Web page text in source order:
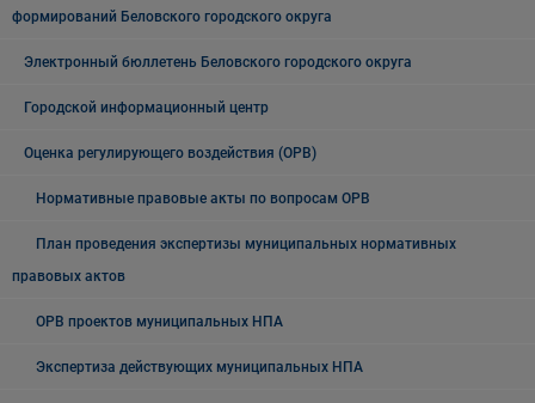
формирований Беловского городского округа
Электронный бюллетень Беловского городского округа
Городской информационный центр
Оценка регулирующего воздействия (ОРВ)
Нормативные правовые акты по вопросам ОРВ
План проведения экспертизы муниципальных нормативных
правовых актов
ОРВ проектов муниципальных НПА
Экспертиза действующих муниципальных НПА